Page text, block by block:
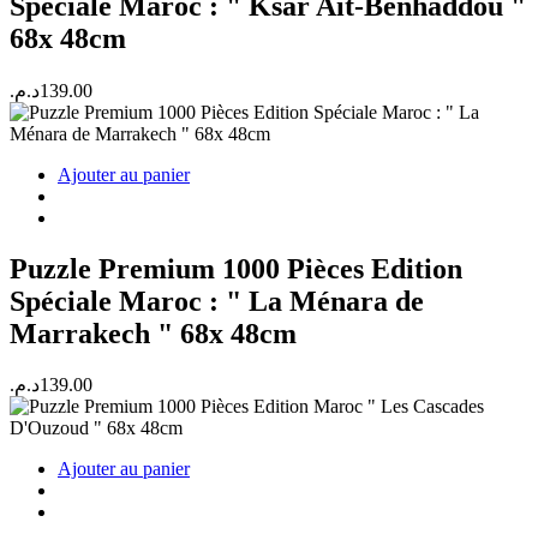
68x 48cm
139.00د.م.
Ajouter au panier
Puzzle Premium 1000 Pièces Edition
Spéciale Maroc : " La Ménara de
Marrakech " 68x 48cm
139.00د.م.
Ajouter au panier